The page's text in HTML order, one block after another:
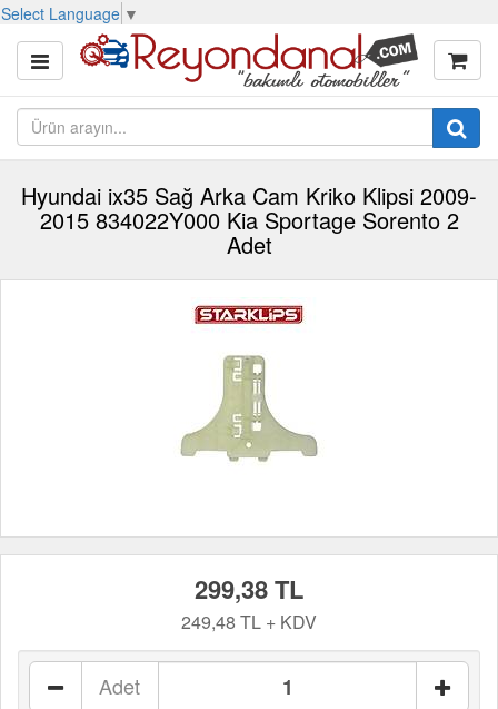
Select Language ▼
Hyundai ix35 Sağ Arka Cam Kriko Klipsi 2009-
2015 834022Y000 Kia Sportage Sorento 2
Adet
299,38 TL
249,48 TL + KDV
Adet